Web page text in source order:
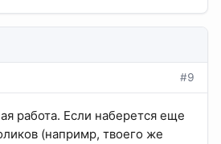
#9
работа. Если наберется еще
(напримр, твоего же